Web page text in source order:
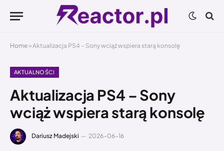
Home »Aktualizacja PS4 – Sony wciąż wspiera starą konsolę
AKTUALNOŚCI
Aktualizacja PS4 – Sony
wciąż wspiera starą konsolę
Dariusz Madejski 2026-06-16